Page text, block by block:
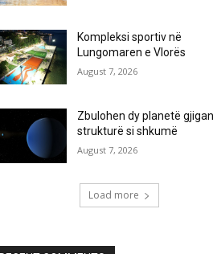
Kompleksi sportiv në
Lungomaren e Vlorës
August 7, 2026
Zbulohen dy planetë
strukturë si shkumë
August 7, 2026
Load more